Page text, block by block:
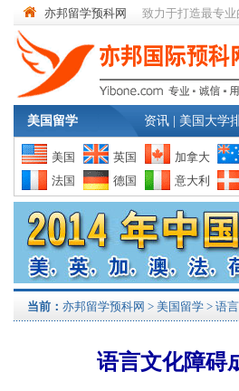
亦邦留学预科网 致力于打造最专业
美国留学 资讯 美国大学
美国 英国 加拿大
法国
德国 意大利
当前： 亦邦留学预科网 > 美国留学 > 语
语言文化障碍